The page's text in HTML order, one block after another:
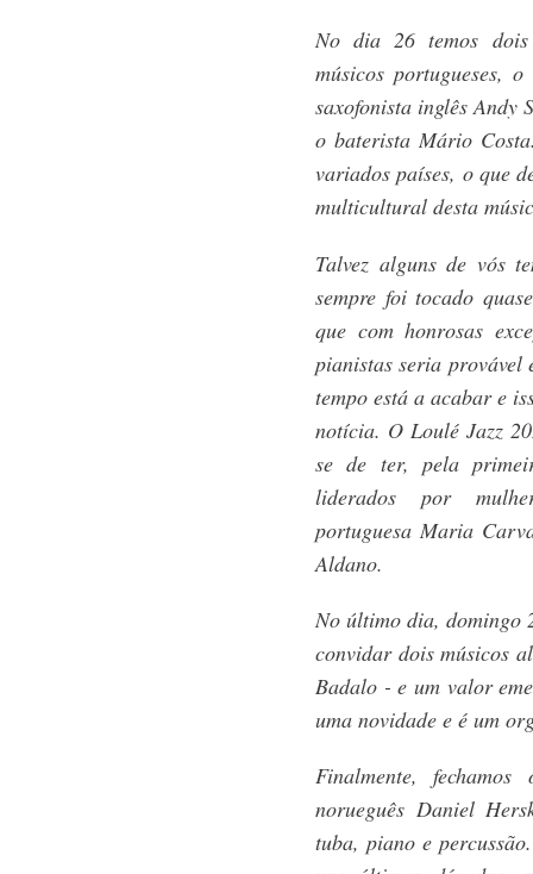
No dia 26 temos dois
músicos portugueses,
saxofonista inglês Andy
o baterista Mário
variados países, o que
multicultural desta
Talvez alguns de vós
sempre foi tocado
que com honrosas
pianistas seria provável
tempo está a acabar e
notícia. O Loulé Jazz
se de ter, pela
liderados por
portuguesa Maria
Aldano.
No último dia, domingo
convidar dois músicos
Badalo - e um valor
uma novidade e é um
Finalmente,
norueguês Daniel
tuba, piano e